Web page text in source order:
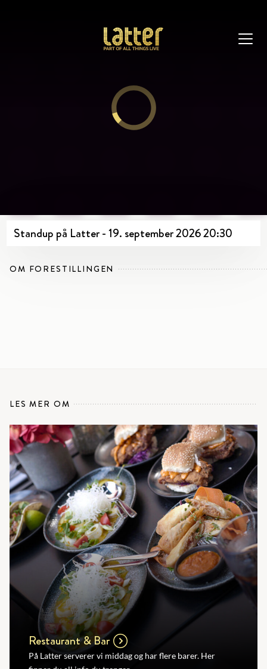
Standup på Latter - 19. september 2026 20:30
OM FORESTILLINGEN
LES MER OM
Restaurant & Bar
På Latter serverer vi middag og har flere barer. Her